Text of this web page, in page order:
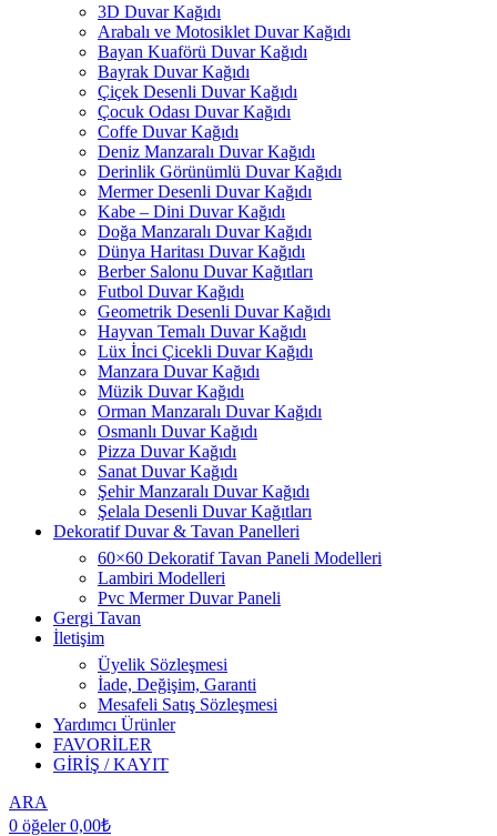
3D Duvar Kağıdı
Arabalı ve Motosiklet Duvar Kağıdı
Bayan Kuaförü Duvar Kağıdı
Bayrak Duvar Kağıdı
Çiçek Desenli Duvar Kağıdı
Çocuk Odası Duvar Kağıdı
Coffe Duvar Kağıdı
Deniz Manzaralı Duvar Kağıdı
Derinlik Görünümlü Duvar Kağıdı
Mermer Desenli Duvar Kağıdı
Kabe – Dini Duvar Kağıdı
Doğa Manzaralı Duvar Kağıdı
Dünya Haritası Duvar Kağıdı
Berber Salonu Duvar Kağıtları
Futbol Duvar Kağıdı
Geometrik Desenli Duvar Kağıdı
Hayvan Temalı Duvar Kağıdı
Lüx İnci Çicekli Duvar Kağıdı
Manzara Duvar Kağıdı
Müzik Duvar Kağıdı
Orman Manzaralı Duvar Kağıdı
Osmanlı Duvar Kağıdı
Pizza Duvar Kağıdı
Sanat Duvar Kağıdı
Şehir Manzaralı Duvar Kağıdı
Şelala Desenli Duvar Kağıtları
Dekoratif Duvar & Tavan Panelleri
60×60 Dekoratif Tavan Paneli Modelleri
Lambiri Modelleri
Pvc Mermer Duvar Paneli
Gergi Tavan
İletişim
Üyelik Sözleşmesi
İade, Değişim, Garanti
Mesafeli Satış Sözleşmesi
Yardımcı Ürünler
FAVORİLER
GİRİŞ / KAYIT
ARA
0 öğeler 0,00₺